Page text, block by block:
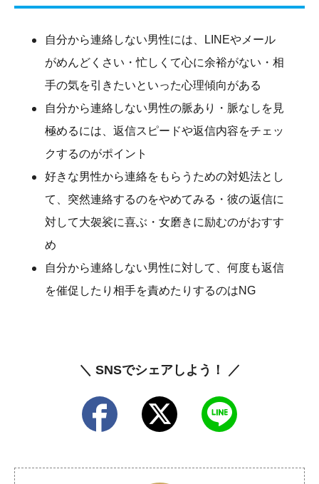
自分から連絡しない男性には、LINEやメール
がめんどくさい・忙しくて心に余裕がない・相
手の気を引きたいといった心理傾向がある
自分から連絡しない男性の脈あり・脈なしを見
極めるには、返信スピードや返信内容をチェッ
クするのがポイント
好きな男性から連絡をもらうための対処法とし
て、突然連絡するのをやめてみる・彼の返信に
対して大袈裟に喜ぶ・女磨きに励むのがおすす
め
自分から連絡しない男性に対して、何度も返信
を催促したり相手を責めたりするのはNG
＼ SNSでシェアしよう！ ／